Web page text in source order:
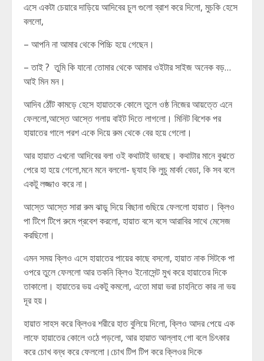
এসে একটা চেয়ারে দাড়িয়ে আদিবের চুল গুলো ব্রাশ করে দিলো, মুচকি হেসে
বললো,
– আপনি না আমার থেকে পিচ্চি হয়ে গেছেন।
– তাই ? তুমি কি যানো তোমার থেকে আমার ওইটার সাইজ অনেক বড়…
আই মিন মন।
আদিব ঠোঁট কামড়ে হেসে হায়াতকে কোলে তুলে ওষ্ঠ নিজের আয়ত্তে এনে
ফেললো,আস্তে আস্তে গলায় বাইট দিতে লাগলো। মিনিট বিশেক পর
হায়াতের গালে পরশ একে দিয়ে রুম থেকে বের হয়ে গেলো।
আর হায়াত এখনো আদিবের বলা ওই কথাটাই ভাবছে। কথাটার মানে বুঝতে
পেরে হা হয়ে গেলো,মনে মনে বললো- ছ্যাহ কি লুচু মার্কা বেডা, কি সব বলে
একটু লজ্জাও করে না।
আস্তে আস্তে সারা রুম ঝাড়ু দিয়ে বিছানা গুছিয়ে ফেললো হায়াত। ক্লিও
পা টিপে টিপে রুমে প্রবেশ করলো, হায়াত বসে বসে আরাবির সাথে মেসেজ
করছিলো।
এমন সময় ক্লিও এসে হায়াতের পায়ের কাছে বসলো, হায়াত নাক সিটকে পা
ওপরে তুলে ফেললো আর তকনি ক্লিও ইনোসেন্ট মুখ করে হায়াতের দিকে
তাকালো। হায়াতের ভয় একটু কমলো, এতো মায়া ভরা চাহনিতে কার না ভয়
দূর হয়।
হায়াত সাহস করে ক্লিওর শরীরে হাত বুলিয়ে দিলো, ক্লিও আদর পেয়ে এক
লাফে হায়াতের কোলে ওঠে পড়লো, আর হায়াত আল্লাহ গো বলে চিৎকার
করে চোখ বন্ধ করে ফেললো।চোখ টিপ টিপ করে ক্লিওর দিকে